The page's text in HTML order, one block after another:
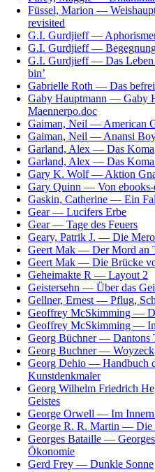
Füssel, Marion —
revisited
G.I. Gurdjieff —
G.I. Gurdjieff —
G.I. Gurdjieff — Das Leben
bin’
Gabrielle Roth — Das
Gaby Hauptmann — Gaby
Maennerpo.doc
Gaiman, Neil — American
Gaiman, Neil — Anansi
Garland, Alex — Das Koma
Garland, Alex — Das
Gary K. Wolf — Aktion
Gary Quinn — Von ebooks-
Gaskin, Catherine — Ein
Gear — Lucifers Erbe
Gear — Tage des Feuers
Geary, Patrik J. — Die
Geert Mak — Der Mord an
Geert Mak — Die Brücke
Geheimakte R — Layout 2
Geistersehn — Über das
Gellner, Ernest — Pflug,
Geoffrey McSkimming —
Geoffrey McSkimming —
Georg Büchner — Dantons
Georg Buchner — Woyzeck
Georg Dehio — Handbuch
Kunstdenkmaler
Georg Wilhelm Friedrich
Geistes
George Orwell — Im Innern
George R. R. Martin — Die
Georges Bataille —
Ökonomie
Gerd Frey — Dunkle Sonne